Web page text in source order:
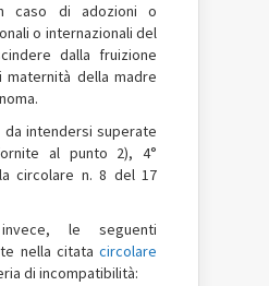
caso di adozioni o
o internazionali del
dalla fruizione
maternità della madre
intendersi superate
al punto 2), 4°
circolare n. 8 del 17
invece, le seguenti
nella citata circolare
di incompatibilità: